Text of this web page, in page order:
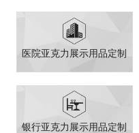
医院亚克力展示用品定制
银行亚克力展示用品定制